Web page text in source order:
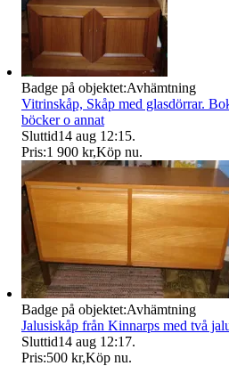
Badge på objektet:Avhämtning
Vitrinskåp, Skåp med glasdörrar.
böcker o annat
Sluttid14 aug 12:15.
Pris:1 900 kr,Köp nu.
Badge på objektet:Avhämtning
Jalusiskåp från Kinnarps med två
Sluttid14 aug 12:17.
Pris:500 kr,Köp nu.